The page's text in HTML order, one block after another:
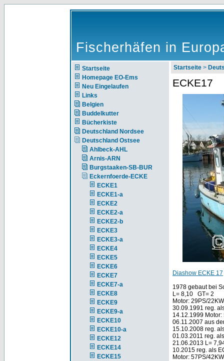
Fischerhäfen in
Startseite
Homepage EO-Ems
Neu Eingelaufen
Links
Belgien
Buddelkutter
Bücherkiste
Deutschland Nordsee
Deutschland Ostsee
Ahlbeck-AHL
Arnis-ARN
Burgstaaken-SB-BUR
Eckernfoerde-ECKE
ECKE1
ECKE1-a
ECKE2
ECKE2-a
ECKE2-b
ECKE3
ECKE3-a
ECKE4
ECKE5
ECKE6
ECKE7
ECKE7-a
ECKE8
ECKE9
ECKE9-a
ECKE10
ECKE10-a
ECKE12
ECKE14
ECKE15
Startseite >
ECKE17
Diashow ECKE 17
1978 gebaut bei
L= 8,10 GT= 2
Motor: 29PS/
30.09.1991 reg.
14.12.1999 Motor:
06.11.2007 aus
15.10.2008 reg.
01.03.2011 reg.
21.06.2013 L=
10.2015 reg. als
Motor: 57PS/